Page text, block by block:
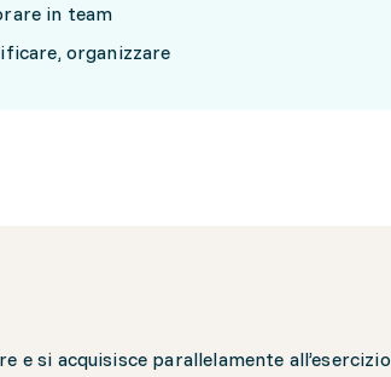
in team
organizzare
e si acquisisce parallelamente